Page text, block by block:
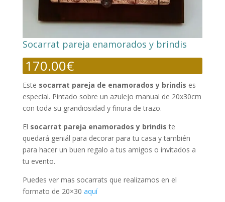
Socarrat pareja enamorados y brindis
170.00€
Este socarrat pareja de enamorados y brindis es
especial. Pintado sobre un azulejo manual de 20x30cm
con toda su grandiosidad y finura de trazo.
El socarrat pareja enamorados y brindiste
quedará geniál para decorar para tu casa y también
para hacer un buen regalo a tus amigos o invitados a
tu evento.
Puedes ver mas socarrats que realizamos en el
formato de 20×30 aquí